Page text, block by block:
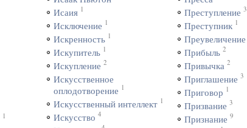
1
Исаия 1
Исключение 1
Искренность 1
Искупитель 1
Искупление 2
Искусственное
оплодотворение 1
Искусственный интеллект 1
Искусство 4
Преступление 3
Преступник 1
Преувеличение
Прибыль 2
Привычка 2
Приглашение 3
Приговор 1
Призвание 3
Признание 9